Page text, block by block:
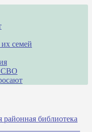
семей
СВО
районная библиотека